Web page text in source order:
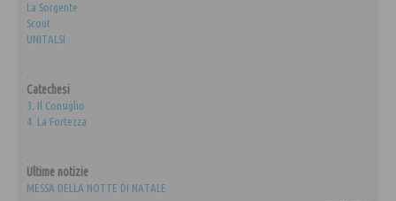
La Sorgente
Scout
UNITALSI
Catechesi
3. Il Consiglio
4. La Fortezza
Ultime notizie
MESSA DELLA NOTTE DI NATALE